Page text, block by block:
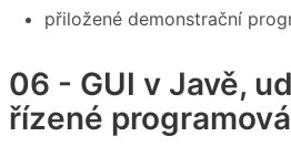
přiložené demonstrační
06 - GUI v Javě,
řízené